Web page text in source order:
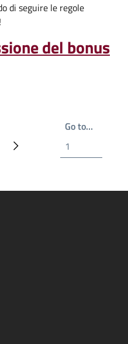
di seguire le regole
del bonus
Prossima pagina
Go to…